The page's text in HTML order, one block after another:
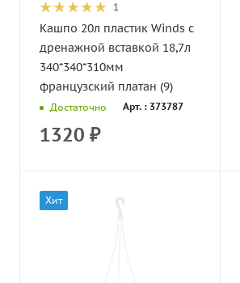
1
Кашпо 20л пластик Winds с
дренажной вставкой 18,7л
340*340*310мм
французский платан (9)
Достаточно Арт. : 373787
1320 ₽
Хит